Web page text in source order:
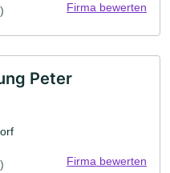
Firma bewerten
Peter
Firma bewerten